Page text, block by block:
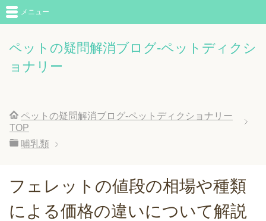
ペットの疑問解消ブログ-ペットディクシ
ョナリー
メニュー
ペットの疑問解消ブログ-ペットディクショナリー
TOP
哺乳類
フェレットの値段の相場や種類
による価格の違いについて解説